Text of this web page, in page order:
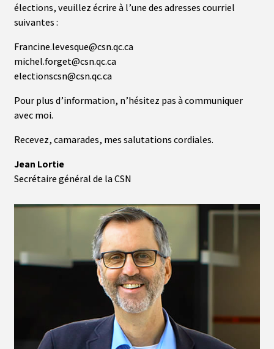
élections, veuillez écrire à l’une des adresses courriel
suivantes :
Francine.levesque@csn.qc.ca
michel.forget@csn.qc.ca
electionscsn@csn.qc.ca
Pour plus d’information, n’hésitez pas à communiquer
avec moi.
Recevez, camarades, mes salutations cordiales.
Jean Lortie
Secrétaire général de la CSN